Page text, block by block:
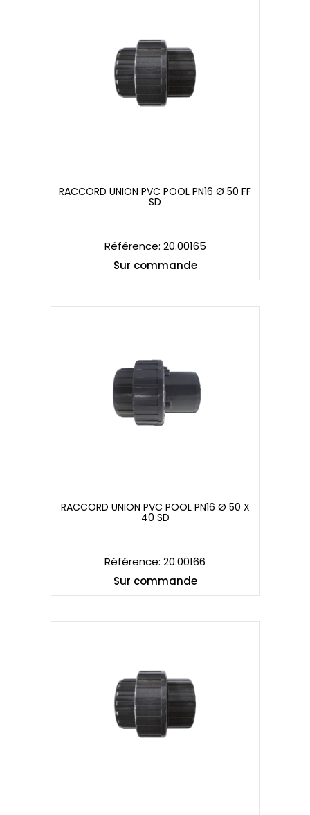
RACCORD UNION PVC POOL PN16 Ø 50 FF
SD
Référence: 20.00165
Sur commande
RACCORD UNION PVC POOL PN16 Ø 50 X
40 SD
Référence: 20.00166
Sur commande